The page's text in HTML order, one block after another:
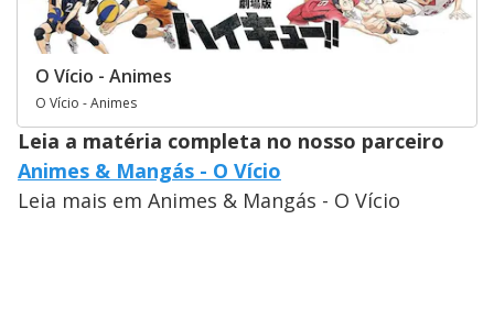
O Vício - Animes
O Vício - Animes
Leia a matéria completa no nosso parceiro
Animes & Mangás - O Vício
Leia mais em Animes & Mangás - O Vício